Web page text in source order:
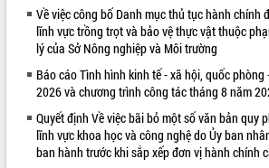
Về việc công bố Danh mục thủ tục hành chính
lĩnh vực trồng trọt và bảo vệ thực vật thuộc
lý của Sở Nông nghiệp và Môi trường
Báo cáo Tình hình kinh tế - xã hội, quốc
2026 và chương trình công tác tháng 8 năm
Quyết định Về việc bãi bỏ một số văn bản quy
lĩnh vực khoa học và công nghệ do Ủy ban
ban hành trước khi sắp xếp đơn vị hành chính